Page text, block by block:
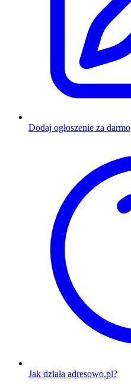
Dodaj ogłoszenie za darmo
Jak działa adresowo.pl?